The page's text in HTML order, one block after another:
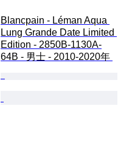
Blancpain - Léman Aqua
Lung Grande Date Limited
Edition - 2850B-1130A-
64B - 男士 - 2010-2020年